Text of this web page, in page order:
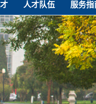
人才队伍 服务指